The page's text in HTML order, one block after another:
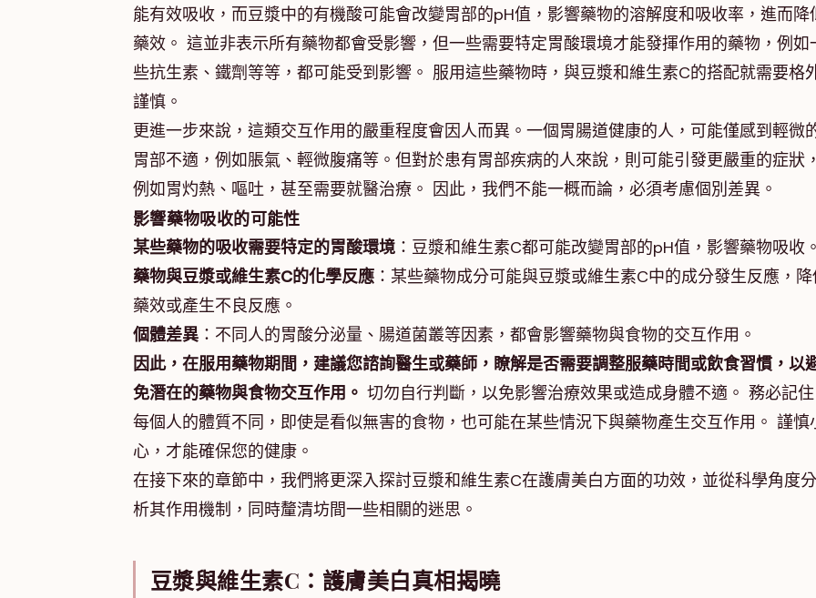
能有效吸收，而豆漿中的有機酸可能會改變胃部的pH值，影響藥物的溶解度和吸收率，進而降
藥效。 這並非表示所有藥物都會受影響，但一些需要特定胃酸環境才能發揮作用的藥物，例如
些抗生素、鐵劑等等，都可能受到影響。 服用這些藥物時，與豆漿和維生素C的搭配就需要格
謹慎。
更進一步來說，這類交互作用的嚴重程度會因人而異。一個胃腸道健康的人，可能僅感到輕微
胃部不適，例如脹氣、輕微腹痛等。但對於患有胃部疾病的人來說，則可能引發更嚴重的症狀，
例如胃灼熱、嘔吐，甚至需要就醫治療。 因此，我們不能一概而論，必須考慮個別差異。
影響藥物吸收的可能性
某些藥物的吸收需要特定的胃酸環境 ：豆漿和維生素C都可能改變胃部的pH值，影響藥物吸收。
藥物與豆漿或維生素C的化學反應 ：某些藥物成分可能與豆漿或維生素C中的成分發生反應，
藥效或產生不良反應。
個體差異 ：不同人的胃酸分泌量、腸道菌叢等因素，都會影響藥物與食物的交互作用。
因此，在服用藥物期間，建議您諮詢醫生或藥師，瞭解是否需要調整服藥時間或飲食習慣，以
免潛在的藥物與食物交互作用。 切勿自行判斷，以免影響治療效果或造成身體不適。 務必記住
每個人的體質不同，即使是看似無害的食物，也可能在某些情況下與藥物產生交互作用。 謹慎
心，才能確保您的健康。
在接下來的章節中，我們將更深入探討豆漿和維生素C在護膚美白方面的功效，並從科學角度分
析其作用機制，同時釐清坊間一些相關的迷思。
豆漿與維生素C：護膚美白真相揭曉